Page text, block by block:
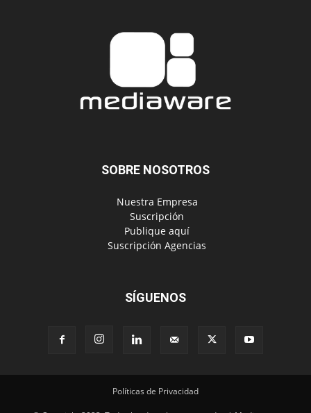
SOBRE NOSOTROS
‎ Nuestra Empresa
‎ Suscripción
‎ Publique aquí
‎ Suscripción Agencias
SÍGUENOS
Políticas de Privacidad